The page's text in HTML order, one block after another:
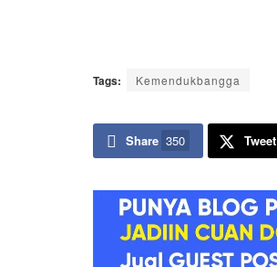
Tags: Kemendukbangga
Share 350 Tweet